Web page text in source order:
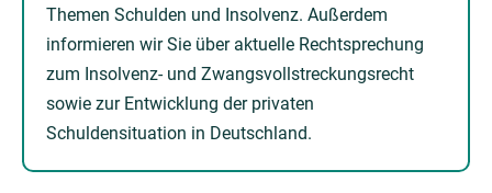
Themen Schulden und Insolvenz. Außerdem
informieren wir Sie über aktuelle Rechtsprechung
zum Insolvenz- und Zwangsvollstreckungsrecht
sowie zur Entwicklung der privaten
Schuldensituation in Deutschland.